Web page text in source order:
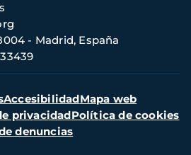
- Madrid, España
AccesibilidadMapa web
privacidadPolítica de cookies
denuncias